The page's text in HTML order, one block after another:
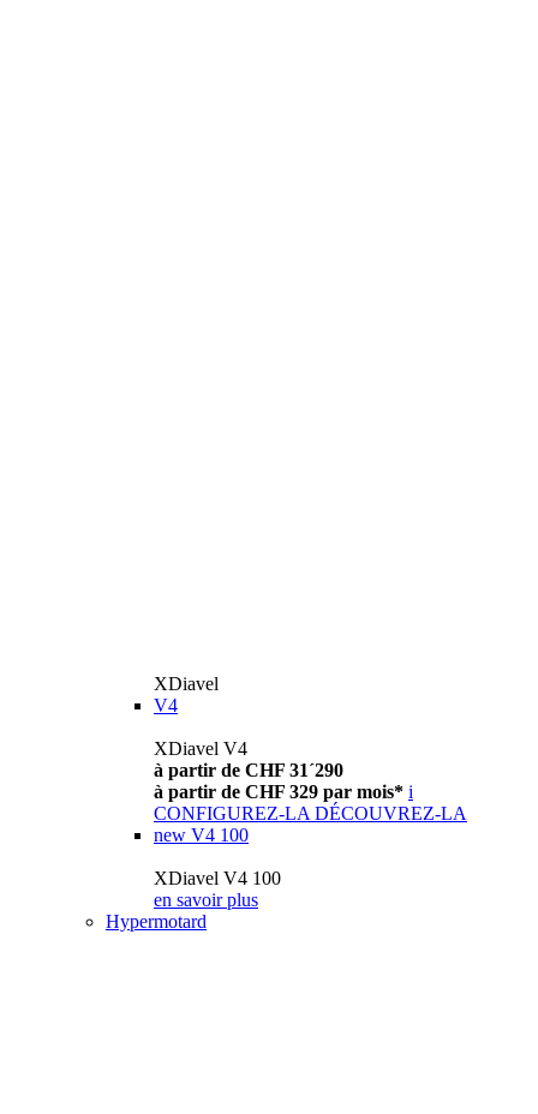
XDiavel
V4
XDiavel V4
à partir de CHF 31´290
à partir de CHF 329 par mois* i
CONFIGUREZ-LA DÉCOUVREZ-LA
new V4 100
XDiavel V4 100
en savoir plus
Hypermotard